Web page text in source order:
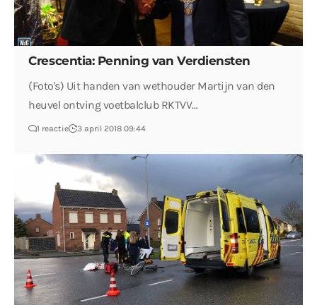
Crescentia: Penning van Verdiensten
(Foto's) Uit handen van wethouder Martijn van den
heuvel ontving voetbalclub RKTVV…
1 reactie 3 april 2018 09:44